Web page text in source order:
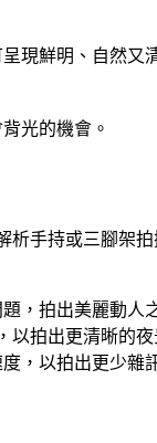
現鮮明、自然又
光的機會。
析手持或三腳架
，拍出美麗動人
以拍出更清晰的夜
，以拍出更少雜